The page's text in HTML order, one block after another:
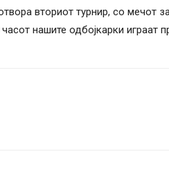
вториот турнир, со мечот
нашите одбојкарки играат